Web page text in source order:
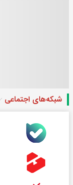
شبکه‌های اجتماعی